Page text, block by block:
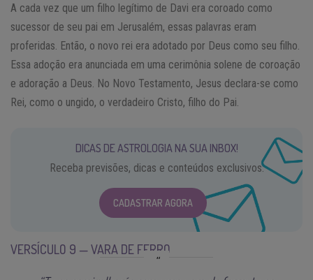
A cada vez que um filho legítimo de Davi era coroado como
sucessor de seu pai em Jerusalém, essas palavras eram
proferidas. Então, o novo rei era adotado por Deus como seu filho.
Essa adoção era anunciada em uma cerimônia solene de coroação
e adoração a Deus. No Novo Testamento, Jesus declara-se como
Rei, como o ungido, o verdadeiro Cristo, filho do Pai.
DICAS DE ASTROLOGIA NA SUA INBOX!
Receba previsões, dicas e conteúdos exclusivos.
CADASTRAR AGORA
VERSÍCULO 9 — VARA DE FERRO